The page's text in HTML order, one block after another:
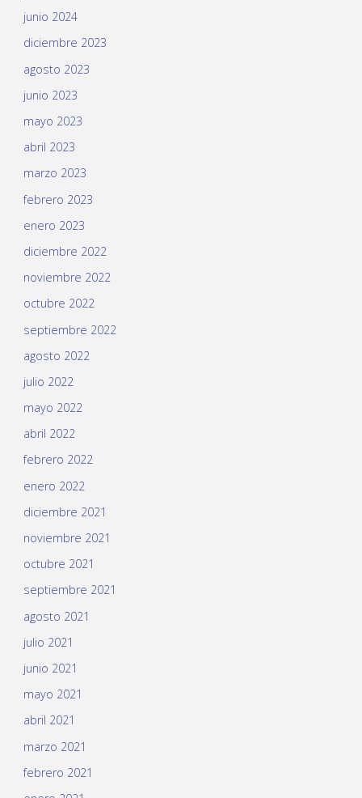
junio 2024
diciembre 2023
agosto 2023
junio 2023
mayo 2023
abril 2023
marzo 2023
febrero 2023
enero 2023
diciembre 2022
noviembre 2022
octubre 2022
septiembre 2022
agosto 2022
julio 2022
mayo 2022
abril 2022
febrero 2022
enero 2022
diciembre 2021
noviembre 2021
octubre 2021
septiembre 2021
agosto 2021
julio 2021
junio 2021
mayo 2021
abril 2021
marzo 2021
febrero 2021